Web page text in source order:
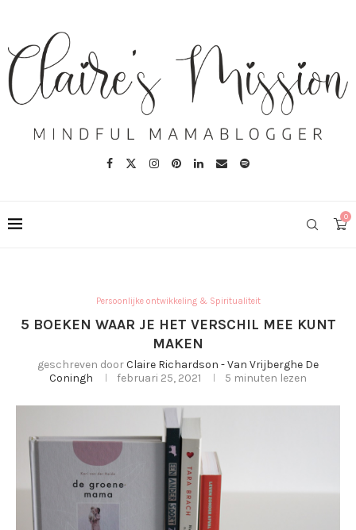
0
Persoonlijke ontwikkeling & Spiritualiteit
5 BOEKEN WAAR JE HET VERSCHIL MEE KUNT
MAKEN
geschreven doorClaire Richardson - Van Vrijberghe De
Coningh
februari 25, 2021 5 minuten lezen